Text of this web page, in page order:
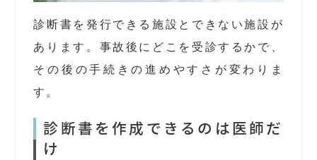
診断書を発行できる施設とできない施設が
あります。事故後にどこを受診するかで、
その後の手続きの進めやすさが変わりま
す。
診断書を作成できるのは医師だ
け